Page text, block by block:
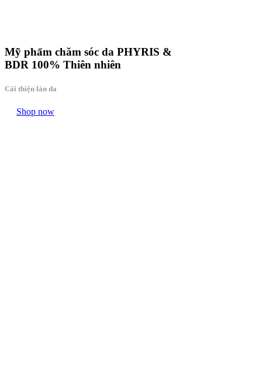
Mỹ phẩm chăm sóc da PHYRIS &
BDR 100% Thiên nhiên
Cải thiện làn da
Shop now